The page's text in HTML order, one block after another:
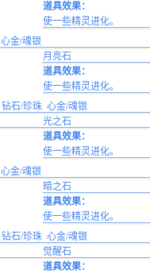
道具效果：
使一些精灵进化。
心金/魂银
月亮石
道具效果：
使一些精灵进化。
钻石/珍珠 心金/魂银
光之石
道具效果：
使一些精灵进化。
心金/魂银
暗之石
道具效果：
使一些精灵进化。
钻石/珍珠 心金/魂银
觉醒石
道具效果：